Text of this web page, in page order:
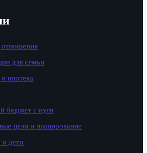
отношения
для семьи
ипотека
бюджет с нуля
цели и планирование
дети